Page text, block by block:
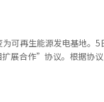
构的不确定性，以缓解‘
心作为“分布式电网（微
中心由于自动化分拣设备
认为是典型的高能耗设施
夜间作业和持续出入的
基于太阳能的自发电被视
可再生能源发电基地。5
展合作”协议。根据协
工和运营。协议的核心在